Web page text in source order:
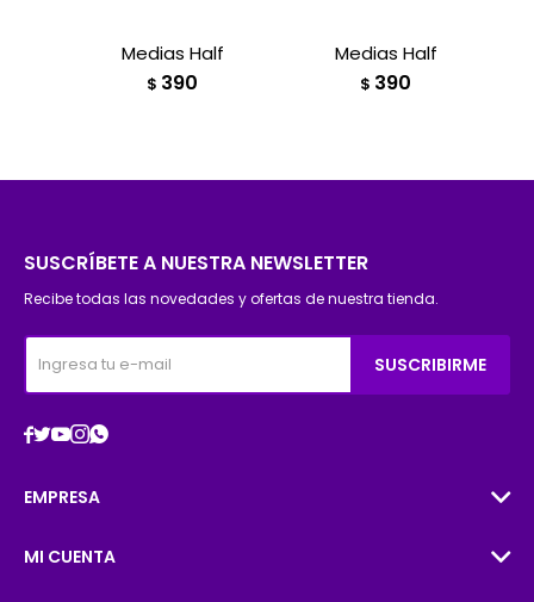
Medias Half
$ 390
Medias Half
$ 390
SUSCRÍBETE A NUESTRA NEWSLETTER
Recibe todas las novedades y ofertas de nuestra tienda.
SUSCRIBIRME

EMPRESA
MI CUENTA